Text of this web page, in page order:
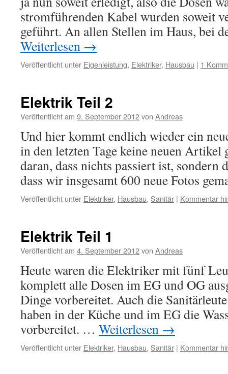
stromführenden Kabel wurden soweit
geführt. An allen Stellen im Haus, bei
Weiterlesen →
Veröffentlicht unter Eigenleistung, Elektriker, Hausbau | 1
Elektrik Teil 2
Veröffentlicht am 9. September 2012von Andreas
Und hier kommt endlich wieder ein
in den letzten Tage keine neuen Artikel
daran, dass nichts passiert ist, sondern
dass wir insgesamt 600 neue Fotos
Veröffentlicht unter Elektriker, Hausbau, Sanitär | Kommentar
Elektrik Teil 1
Veröffentlicht am 4. September 2012von Andreas
Heute waren die Elektriker mit fünf
komplett alle Dosen im EG und OG
Dinge vorbereitet. Auch die
haben in der Küche und im EG die
vorbereitet. … Weiterlesen →
Veröffentlicht unter Elektriker, Hausbau, Sanitär | Kommentar